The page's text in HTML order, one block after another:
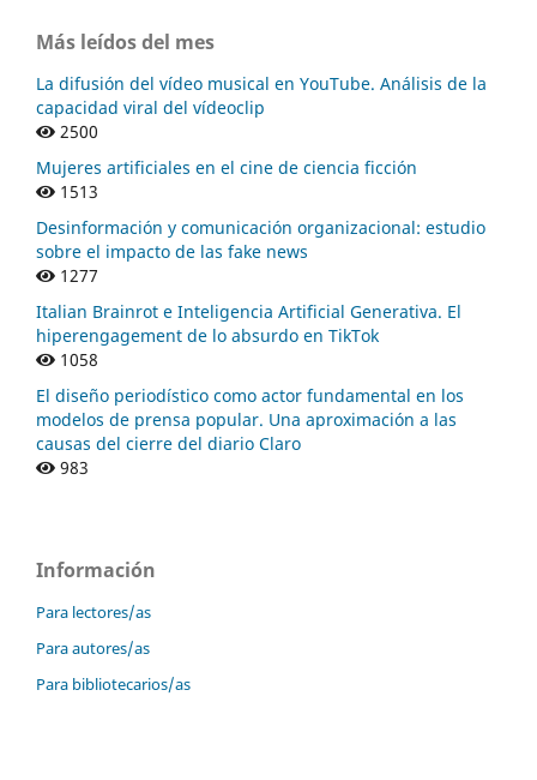
Más leídos del mes
La difusión del vídeo musical en YouTube. Análisis de la
capacidad viral del vídeoclip
2500
Mujeres artificiales en el cine de ciencia ficción
1513
Desinformación y comunicación organizacional: estudio
sobre el impacto de las fake news
1277
Italian Brainrot e Inteligencia Artificial Generativa. El
hiperengagement de lo absurdo en TikTok
1058
El diseño periodístico como actor fundamental en los
modelos de prensa popular. Una aproximación a las
causas del cierre del diario Claro
983
Información
Para lectores/as
Para autores/as
Para bibliotecarios/as